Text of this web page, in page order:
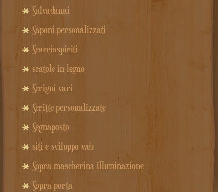
Salvadanai
Saponi personalizzati
Scacciaspiriti
scatole in legno
Scrigni vari
Scritte personalizzate
Segnaposto
siti e sviluppo web
Sopra mascherina illuminazione
Sopra porta